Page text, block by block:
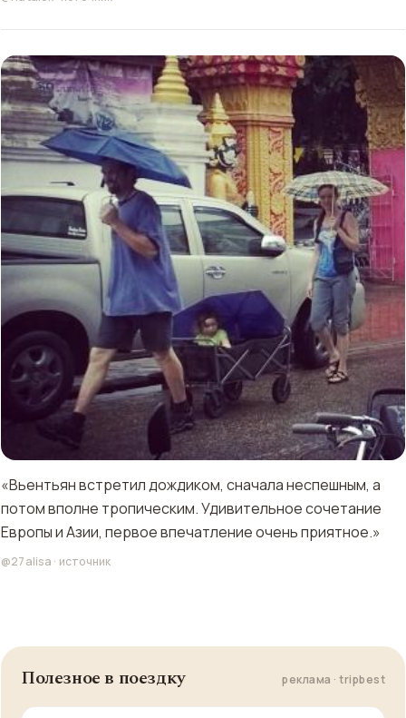
«Вьентьян встретил дождиком, сначала неспешным, а
потом вполне тропическим. Удивительное сочетание
Европы и Азии, первое впечатление очень приятное.»
@27alisa · источник
Полезное в поездку реклама · tripbest